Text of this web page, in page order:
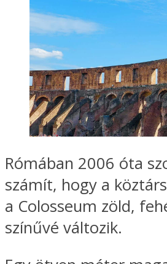
Rómában 2006 óta
számít, hogy a
a Colosseum zöld,
színűvé változik.